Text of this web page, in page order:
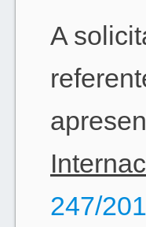
A
247/